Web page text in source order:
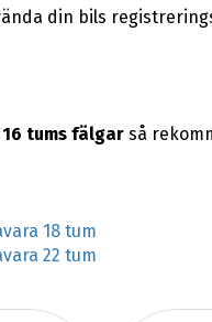
din bils
tums fälgarså
18 tum
22 tum